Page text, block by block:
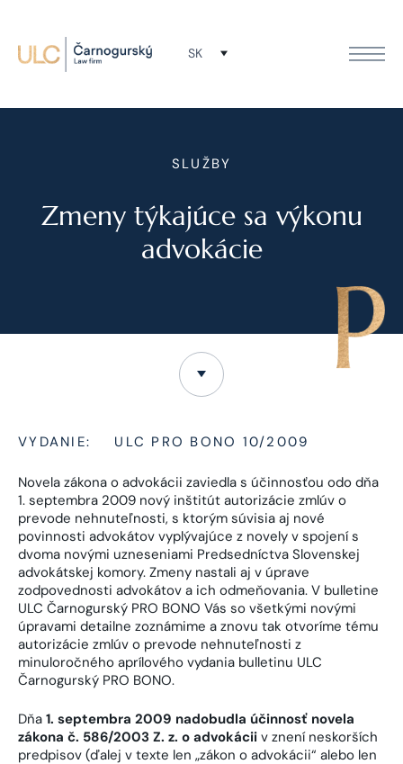
SK
SLUŽBY
Zmeny týkajúce sa výkonu
advokácie
VYDANIE: ULC PRO BONO 10/2009
Novela zákona o advokácii zaviedla s účinnosťou odo dňa
1. septembra 2009 nový inštitút autorizácie zmlúv o
prevode nehnuteľnosti, s ktorým súvisia aj nové
povinnosti advokátov vyplývajúce z novely v spojení s
dvoma novými uzneseniami Predsedníctva Slovenskej
advokátskej komory. Zmeny nastali aj v úprave
zodpovednosti advokátov a ich odmeňovania. V bulletine
ULC Čarnogurský PRO BONO Vás so všetkými novými
úpravami detailne zoznámime a znovu tak otvoríme tému
autorizácie zmlúv o prevode nehnuteľnosti z
minuloročného aprílového vydania bulletinu ULC
Čarnogurský PRO BONO.
Dňa 1. septembra 2009 nadobudla účinnosť novela
zákona č. 586/2003 Z. z. o advokácii v znení neskorších
predpisov (ďalej v texte len „zákon o advokácii“ alebo len